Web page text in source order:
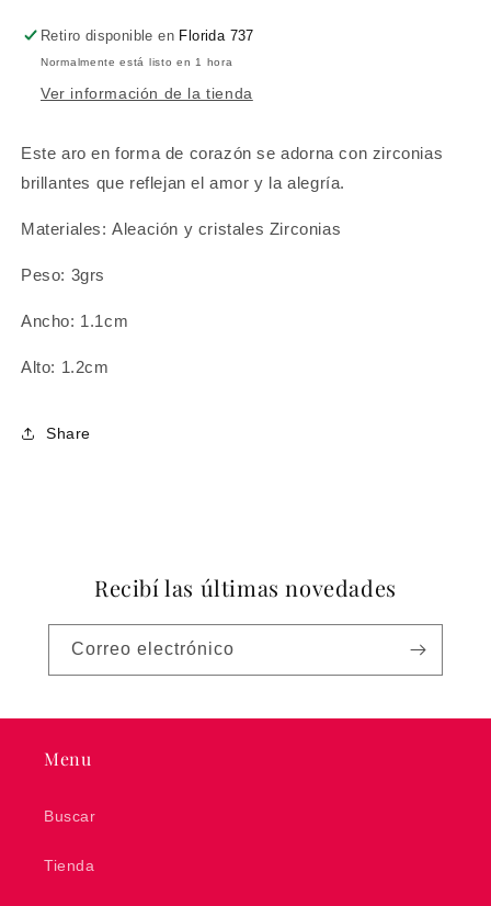
Retiro disponible en Florida 737
Normalmente está listo en 1 hora
Ver información de la tienda
Este aro en forma de corazón se adorna con zirconias
brillantes que reflejan el amor y la alegría.
Materiales: Aleación y cristales Zirconias
Peso: 3grs
Ancho: 1.1cm
Alto: 1.2cm
Share
Recibí las últimas novedades
Correo electrónico
Menu
Buscar
Tienda